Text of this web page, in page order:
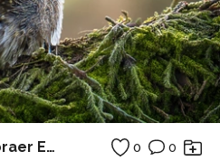
Detail straalmotor Embraer ERJ-175STD 0 0